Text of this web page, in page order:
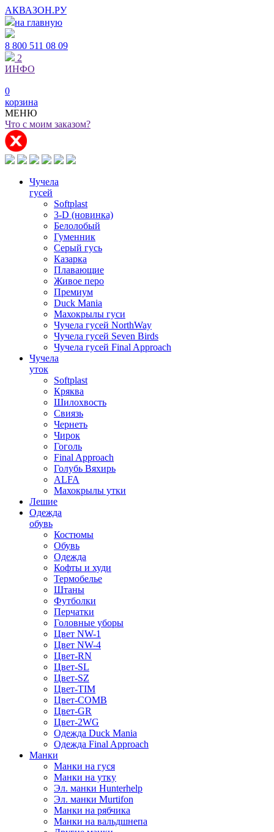
АКВАЗОН.РУ
на главную
8 800 511 08 09
2
ИНФО
0
корзина
МЕНЮ
Что с моим заказом?
Чучела
гусей
Softplast
3-D (новинка)
Белолобый
Гуменник
Серый гусь
Казарка
Плавающие
Живое перо
Премиум
Duck Mania
Махокрылы гуси
Чучела гусей NorthWay
Чучела гусей Seven Birds
Чучела гусей Final Approach
Чучела
уток
Softplast
Кряква
Шилохвость
Свиязь
Чернеть
Чирок
Гоголь
Final Approach
Голубь Вяхирь
ALFA
Махокрылы утки
Лешие
Одежда
обувь
Костюмы
Обувь
Одежда
Кофты и худи
Термобелье
Штаны
Футболки
Перчатки
Головные уборы
Цвет NW-1
Цвет NW-4
Цвет-RN
Цвет-SL
Цвет-SZ
Цвет-TIM
Цвет-COMB
Цвет-GR
Цвет-2WG
Одежда Duck Mania
Одежда Final Approach
Манки
Манки на гуся
Манки на утку
Эл. манки Hunterhelp
Эл. манки Murtifon
Манки на рябчика
Манки на вальдшнепа